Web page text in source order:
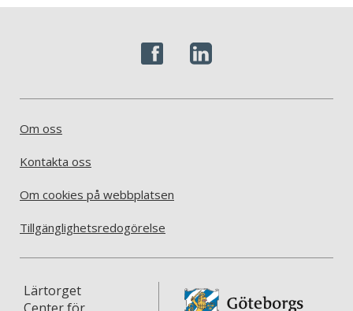
Om oss
Kontakta oss
Om cookies på webbplatsen
Tillgänglighetsredogörelse
Lärtorget
Center för